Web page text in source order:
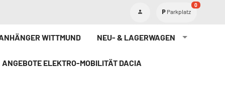
Parkplatz
0
WITTMUND NEU- & LAGERWAGEN
ANGEBOTE ELEKTRO-MOBILITÄT DACIA